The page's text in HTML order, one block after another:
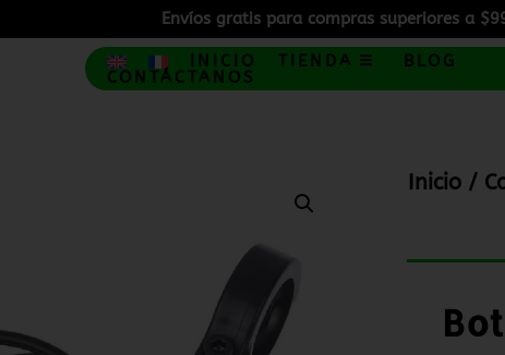
Envíos gratis para compras superiores a
INICIO TIENDA
BLOG
CONTÁCTANOS
Inicio/